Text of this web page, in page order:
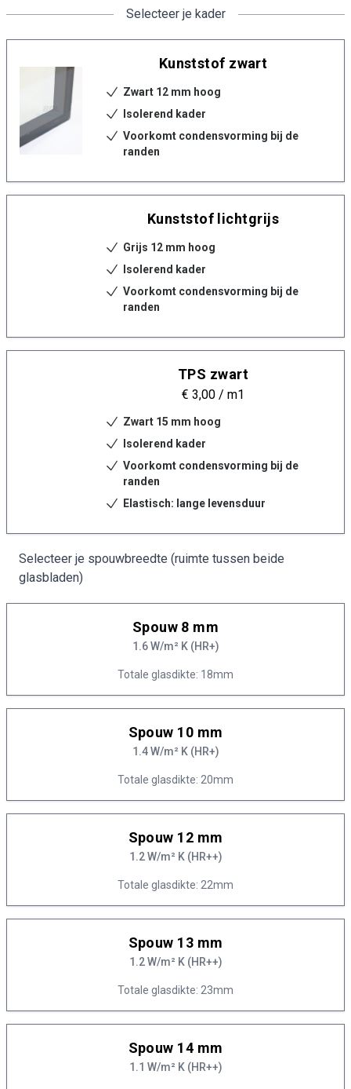
Selecteer je kader
Kunststof zwart
Zwart 12 mm hoog
Isolerend kader
Voorkomt condensvorming bij de
randen
Kunststof lichtgrijs
Grijs 12 mm hoog
Isolerend kader
Voorkomt condensvorming bij de
randen
TPS zwart
€ 3,00 / m1
Zwart 15 mm hoog
Isolerend kader
Voorkomt condensvorming bij de
randen
Elastisch: lange levensduur
Selecteer je spouwbreedte (ruimte tussen beide
glasbladen)
Spouw 8 mm
1.6 W/m² K (HR+)
Totale glasdikte: 18mm
Spouw 10 mm
1.4 W/m² K (HR+)
Totale glasdikte: 20mm
Spouw 12 mm
1.2 W/m² K (HR++)
Totale glasdikte: 22mm
Spouw 13 mm
1.2 W/m² K (HR++)
Totale glasdikte: 23mm
Spouw 14 mm
1.1 W/m² K (HR++)